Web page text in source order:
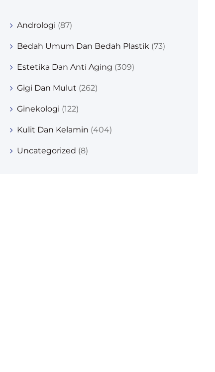
Andrologi (87)
Bedah Umum Dan Bedah Plastik (73)
Estetika Dan Anti Aging (309)
Gigi Dan Mulut (262)
Ginekologi (122)
Kulit Dan Kelamin (404)
Uncategorized (8)